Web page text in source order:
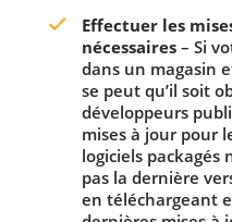
Effectuer les
nécessaires – Si
dans un magasin
se peut qu’il soit
développeurs
mises à jour pour
logiciels
pas la dernière
en téléchargeant